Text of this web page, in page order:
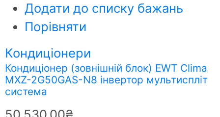
Додати до списку бажань
Порівняти
Кондиціонери
Кондиціонер (зовнішній блок) EWT Clima
MXZ-2G50GAS-N8 інвертор мультиспліт
система